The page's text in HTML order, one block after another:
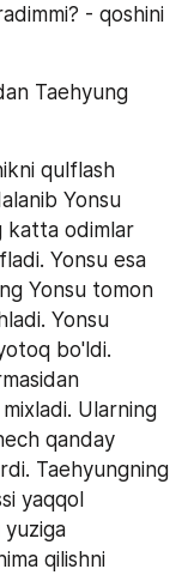
- qoshini
Taehyung
qulflash
Yonsu
katta odimlar
Yonsu esa
Yonsu tomon
Yonsu
bo'ldi.
Ularning
qanday
Taehyungning
yaqqol
yuziga
qilishni